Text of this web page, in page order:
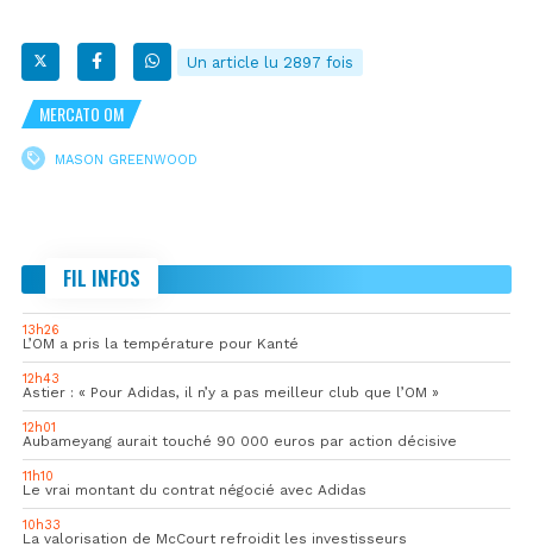
Un article lu 2897 fois
MERCATO OM
MASON GREENWOOD
FIL INFOS
13h26
L’OM a pris la température pour Kanté
12h43
Astier : « Pour Adidas, il n’y a pas meilleur club que l’OM »
12h01
Aubameyang aurait touché 90 000 euros par action décisive
11h10
Le vrai montant du contrat négocié avec Adidas
10h33
La valorisation de McCourt refroidit les investisseurs